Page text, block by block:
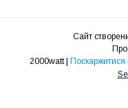
Сайт
Поскаржитися